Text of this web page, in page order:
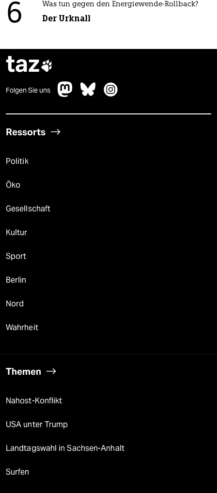
6 Was tun gegen den Energiewende-Rollback?
Der Urknall
taz
Folgen Sie uns
Ressorts
Politik
Öko
Gesellschaft
Kultur
Sport
Berlin
Nord
Wahrheit
Themen
Nahost-Konflikt
USA unter Trump
Landtagswahl in Sachsen-Anhalt
Surfen